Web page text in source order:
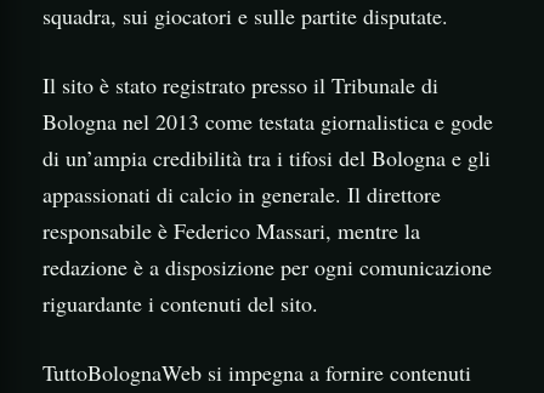
squadra, sui giocatori e sulle partite disputate.
Il sito è stato registrato presso il Tribunale di
Bologna nel 2013 come testata giornalistica e gode
di un’ampia credibilità tra i tifosi del Bologna e gli
appassionati di calcio in generale. Il direttore
responsabile è Federico Massari, mentre la
redazione è a disposizione per ogni comunicazione
riguardante i contenuti del sito.
TuttoBolognaWeb si impegna a fornire contenuti